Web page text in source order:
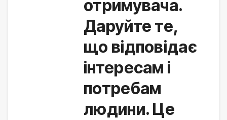
отримувача.
Даруйте те,
що відповідає
інтересам і
потребам
людини. Це